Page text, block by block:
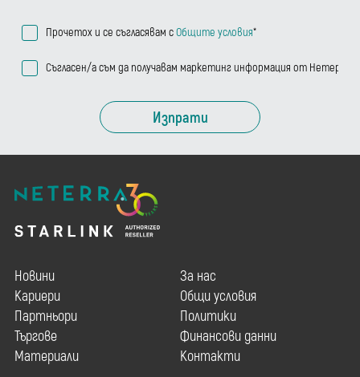
Прочетох и се съгласявам сОбщите условия*
Съгласен/а съм да получавам маркетинг информация от Нетера
Изпрати
Новини
Кариери
Партньори
Търгове
Материали
За нас
Общи условия
Политики
Финансови данни
Контакти